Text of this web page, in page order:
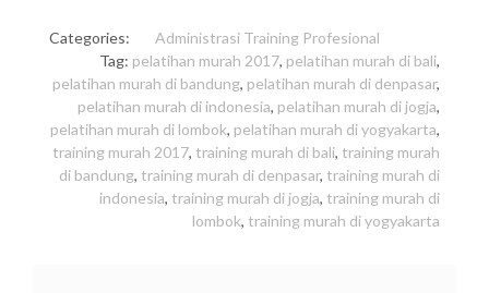
Categories: Administrasi Training Profesional
Tag: pelatihan murah 2017, pelatihan murah di bali,
pelatihan murah di bandung, pelatihan murah di denpasar,
pelatihan murah di indonesia, pelatihan murah di jogja,
pelatihan murah di lombok, pelatihan murah di yogyakarta,
training murah 2017, training murah di bali, training murah
di bandung, training murah di denpasar, training murah di
indonesia, training murah di jogja, training murah di
lombok, training murah di yogyakarta